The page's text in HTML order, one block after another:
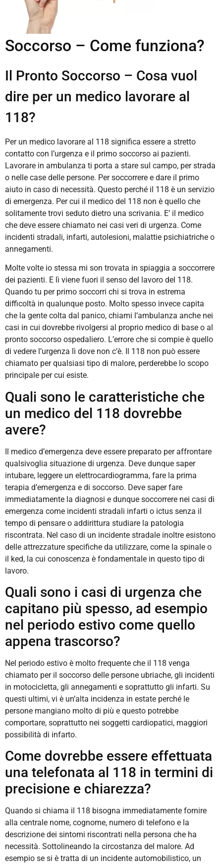
Soccorso – Come funziona?
Il Pronto Soccorso – Cosa vuol
dire per un medico lavorare al
118?
Per un medico lavorare al 118 significa essere a stretto
contatto con l’urgenza e il primo soccorso ai pazienti.
Lavorare in ambulanza ti porta a stare sul campo, per strada
o nelle case delle persone. Per soccorrere e dare il primo
aiuto in caso di necessità. Questo perché il 118 è un servizio
di emergenza. Per cui il medico del 118 non è quello che
solitamente trovi seduto dietro una scrivania. E’ il medico
che deve essere chiamato nei casi veri di urgenza. Come
incidenti stradali, infarti, autolesioni, malattie psichiatriche o
annegamenti.
Molte volte io stessa mi son trovata in spiaggia a soccorrere
dei pazienti. E lì viene fuori il senso del lavoro del 118.
Quando tu per primo soccorri chi si trova in estrema
difficoltà in qualunque posto. Molto spesso invece capita
che la gente colta dal panico, chiami l’ambulanza anche nei
casi in cui dovrebbe rivolgersi al proprio medico di base o al
pronto soccorso ospedaliero. L’errore che si compie è quello
di vedere l’urgenza lì dove non c’è. Il 118 non può essere
chiamato per qualsiasi tipo di malore, perderebbe lo scopo
principale per cui esiste.
Quali sono le caratteristiche che
un medico del 118 dovrebbe
avere?
Il medico d’emergenza deve essere preparato per affrontare
qualsivoglia situazione di urgenza. Deve dunque saper
intubare, leggere un elettrocardiogramma, fare la prima
terapia d’emergenza e di soccorso. Deve saper fare
immediatamente la diagnosi e dunque soccorrere nei casi di
emergenza come incidenti stradali infarti o ictus senza il
tempo di pensare o addirittura studiare la patologia
riscontrata. Nel caso di un incidente stradale inoltre esistono
delle attrezzature specifiche da utilizzare, come la spinale o
il ked, la cui conoscenza è fondamentale in questo tipo di
lavoro.
Quali sono i casi di urgenza che
capitano più spesso, ad esempio
nel periodo estivo come quello
appena trascorso?
Nel periodo estivo è molto frequente che il 118 venga
chiamato per il soccorso delle persone ubriache, gli incidenti
in motocicletta, gli annegamenti e soprattutto gli infarti. Su
questi ultimi, vi è un’alta incidenza in estate perché le
persone mangiano molto di più e questo potrebbe
comportare, soprattutto nei soggetti cardiopatici, maggiori
possibilità di infarto.
Come dovrebbe essere effettuata
una telefonata al 118 in termini di
precisione e chiarezza?
Quando si chiama il 118 bisogna immediatamente fornire
alla centrale nome, cognome, numero di telefono e la
descrizione dei sintomi riscontrati nella persona che ha
necessità. Sottolineando la circostanza del malore. Ad
esempio se si è tratta di un incidente automobilistico, un